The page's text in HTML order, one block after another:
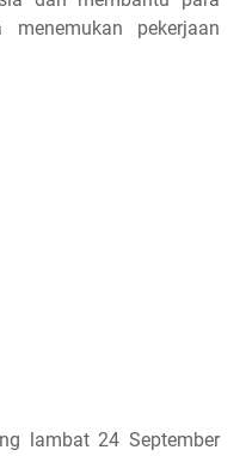
pekerjaan
lambat 24 September